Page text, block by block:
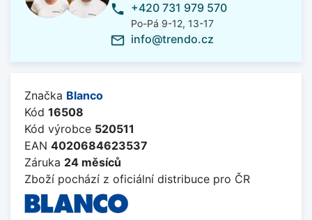
phone +420 731 979 570
Po-Pá 9-12, 13-17
mail_outline info@trendo.cz
Značka Blanco
Kód 16508
Kód výrobce 520511
EAN 4020684623537
Záruka 24 měsíců
Zboží pochází z oficiální distribuce pro ČR